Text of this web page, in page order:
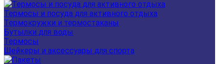
Термосы и посуда для активного отдыха
Термокружки и термостаканы
Бутылки для воды
Термосы
Шейкеры и аксессуары для спорта